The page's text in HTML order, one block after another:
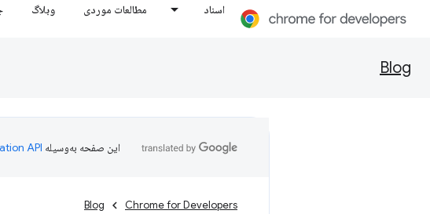
اسناد مطالعات موردی وبلاگ
Blog
این صفحه به‌وسیله
Chrome for Developers
Blog